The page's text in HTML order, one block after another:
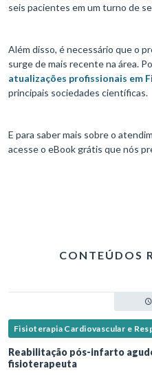
seis pacientes em um turno de
Além disso, é necessário que o
surge de mais recente na área.
atualizações profissionais em
principais sociedades científicas.
E para saber mais sobre o
acesse o eBook grátis que nós
CONTEÚDOS
Fisioterapia Cardiovascular e
Reabilitação pós-infarto
fisioterapeuta